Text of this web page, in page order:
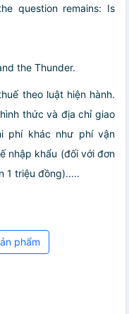
question remains: Is
the Thunder.
theo luật hiện hành.
thức và địa chỉ giao
phí khác như phí vận
nhập khẩu (đối với đơn
1 triệu đồng).....
phẩm